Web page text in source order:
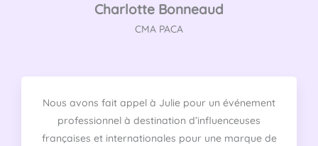
r
5
Charlotte Bonneaud
CMA PACA
Nous avons fait appel à Julie pour un événement
professionnel à destination d’influenceuses
françaises et internationales pour une marque de